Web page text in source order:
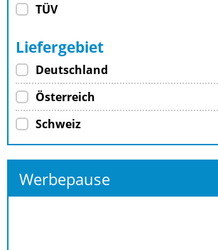
TÜV
Liefergebiet
Deutschland
Österreich
Schweiz
Werbepause